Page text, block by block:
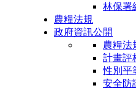
林保署
農糧法規
政府資訊公開
農糧法
計畫評
性別平
安全防